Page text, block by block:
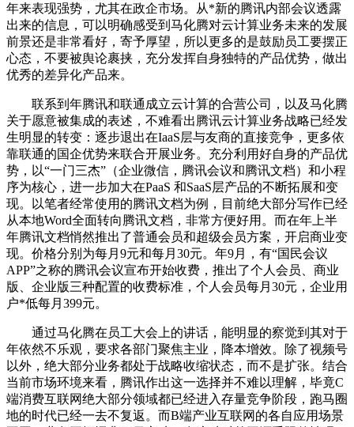
年来表现强势，尤其在政企市场。从*新的腾讯内部会议透露
出来的信息，可以明确感受到马化腾对云计算业务未来的发展
前景还是非常看好，寄予厚望，所以更多的是鼓励员工要摆正
心态，不要被舆论裹挟，充分发挥自身独特的产品优势，做出
优秀的差异化产品来。
联系到年腾讯和联通成立云计算的合营公司，以及马化腾
关于愿意被集成的表述，不难看出腾讯云计算业务战略已经发
生明显的转变：逐步退出在IaaS层与友商的直接竞争，更多依
靠联通的国企优势来联合开展业务。充分利用好自身的产品优
势，以“一门三杰”（企业微信，腾讯会议和腾讯文档）和小程
序为核心，进一步加大在PaaS 和SaaS层产品的不断拓展和变
现。以笔者经常使用的腾讯文档为例，目前绝大部分写作已经
从本地Word全面转向腾讯文档，非常方便好用。而在年上半
年腾讯文档悄然推出了普通会员和超级会员方案，开启商业变
现。价格分别为每月9元和每月30元。年9月，有“国民会议
APP”之称的腾讯会议宣布开始收费，推出了个人会员、商业
版、企业版三种配置的收费标准，个人会员每月30元，企业用
户*低每月399元。
通过马化腾在员工大会上的讲话，能明显的察觉到其对于
年依然不乐观，要求各部门聚焦主业，降本增效。除了视频号
以外，绝大部分业务都处于战略收缩状态，而不是扩张。结合
当前市场环境来看，腾讯作出这一选择并不难以理解，毕竟C
端消费互联网绝大部分领域都已经进入存量竞争阶段，跑马圈
地的时代已经一去不复返。而B端产业互联网的各自应用场景